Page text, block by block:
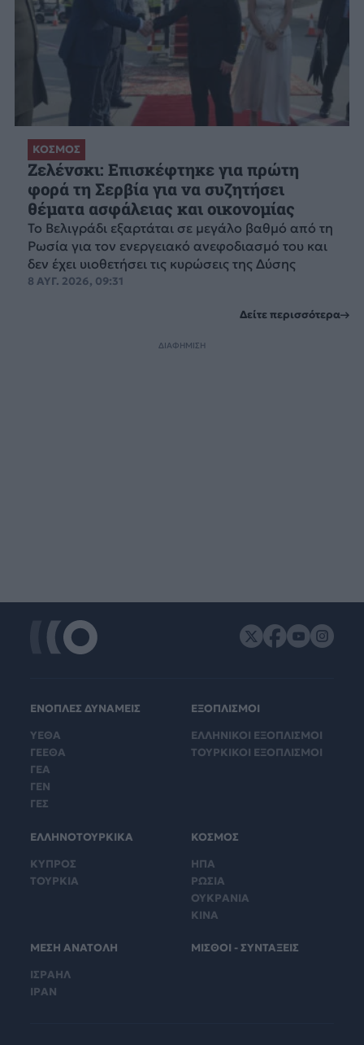
ΚΟΣΜΟΣ
Ζελένσκι: Επισκέφτηκε για πρώτη
φορά τη Σερβία για να συζητήσει
θέματα ασφάλειας και οικονομίας
Το Βελιγράδι εξαρτάται σε μεγάλο βαθμό από τη
Ρωσία για τον ενεργειακό ανεφοδιασμό του και
δεν έχει υιοθετήσει τις κυρώσεις της Δύσης
8 ΑΥΓ. 2026, 09:31
Δείτε περισσότερα
ΔΙΑΦΗΜΙΣΗ
ΕΝΟΠΛΕΣ ΔΥΝΑΜΕΙΣ
ΥΕΘΑ
ΓΕΕΘΑ
ΓΕΑ
ΓΕΝ
ΓΕΣ
ΕΞΟΠΛΙΣΜΟΙ
ΕΛΛΗΝΙΚΟΙ ΕΞΟΠΛΙΣΜΟΙ
ΤΟΥΡΚΙΚΟΙ ΕΞΟΠΛΙΣΜΟΙ
ΕΛΛΗΝΟΤΟΥΡΚΙΚΑ
ΚΥΠΡΟΣ
ΤΟΥΡΚΙΑ
ΚΟΣΜΟΣ
ΗΠΑ
ΡΩΣΙΑ
ΟΥΚΡΑΝΙΑ
ΚΙΝΑ
ΜΕΣΗ ΑΝΑΤΟΛΗ
ΙΣΡΑΗΛ
ΙΡΑΝ
ΜΙΣΘΟΙ - ΣΥΝΤΑΞΕΙΣ